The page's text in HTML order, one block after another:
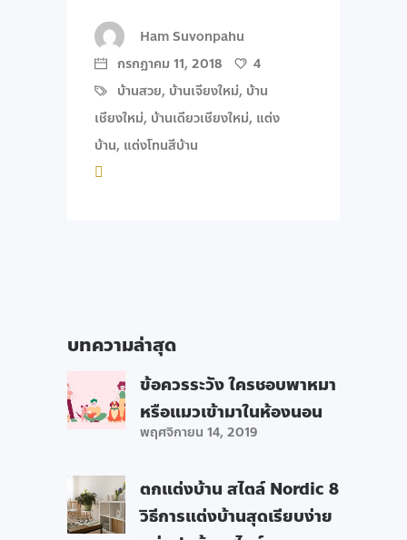
Ham Suvonpahu
กรกฎาคม 11, 2018
4
บ้านสวย, บ้านเจียงใหม่, บ้าน
เชียงใหม่, บ้านเดียวเชียงใหม่, แต่ง
บ้าน, แต่งโทนสีบ้าน
บทความล่าสุด
ข้อควรระวัง ใครชอบพาหมา
หรือแมวเข้ามาในห้องนอน
พฤศจิกายน 14, 2019
ตกแต่งบ้าน สไตล์ Nordic 8
วิธีการแต่งบ้านสุดเรียบง่าย